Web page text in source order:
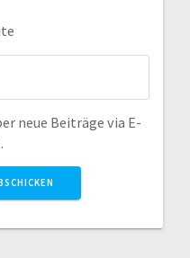
neue Beiträge via E-